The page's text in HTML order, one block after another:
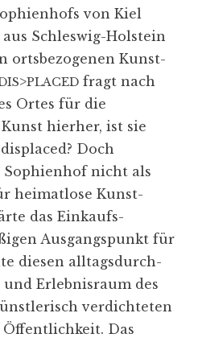
von Kiel
Schleswig-Holstein
ortsbe­zo­genen Kunst­
>PLACED fragt nach
Ortes für die
hierher, ist sie
Doch
Sophi­enhof nicht als
heimatlose Kunst­
das Einkaufs­
Ausgangs­punkt für
diesen alltags­durch­
Erleb­nisraum des
verdich­teten
Das